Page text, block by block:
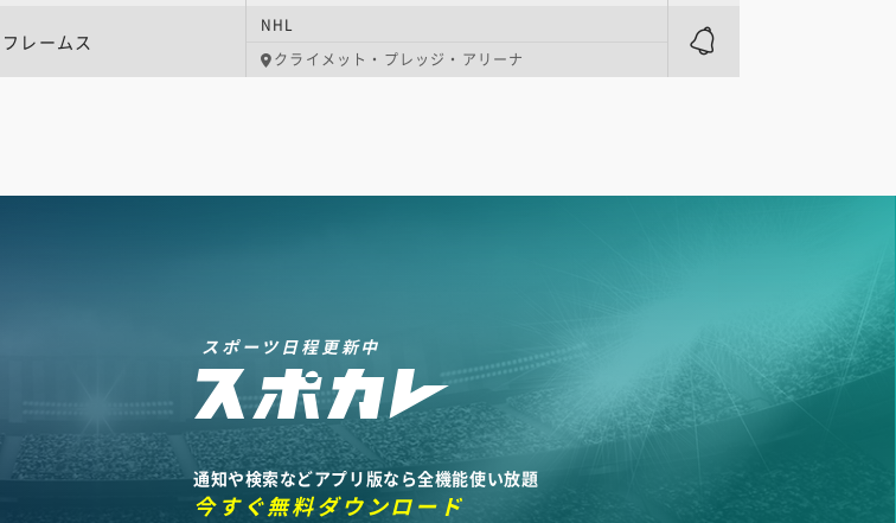
フレームス
NHL
クライメット・プレッジ・アリーナ
スポーツ日程更新中
通知や検索などアプリ版なら全機能使い放題
今すぐ無料ダウンロード